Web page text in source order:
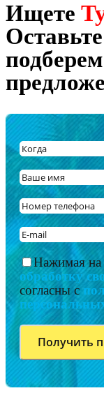
Ищете
Нажимая на
обработку
согласны с